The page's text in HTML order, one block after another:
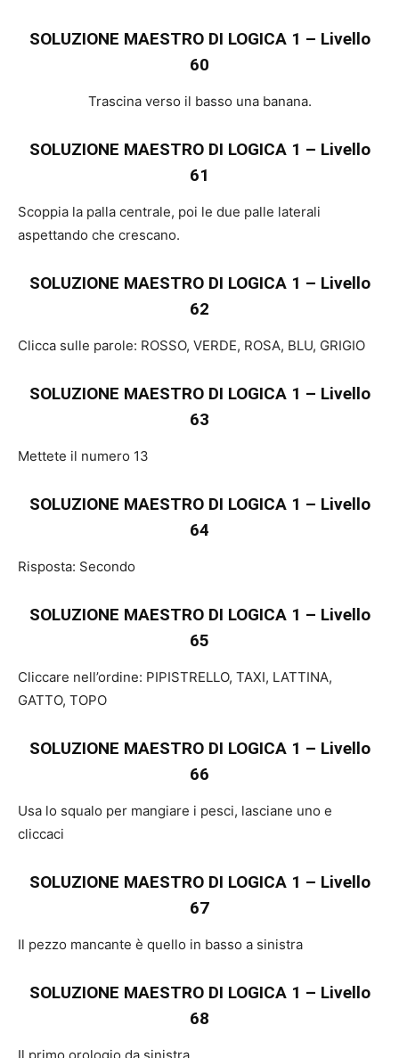
SOLUZIONE MAESTRO DI LOGICA 1 – Livello
60
Trascina verso il basso una banana.
SOLUZIONE MAESTRO DI LOGICA 1 – Livello
61
Scoppia la palla centrale, poi le due palle laterali
aspettando che crescano.
SOLUZIONE MAESTRO DI LOGICA 1 – Livello
62
Clicca sulle parole: ROSSO, VERDE, ROSA, BLU, GRIGIO
SOLUZIONE MAESTRO DI LOGICA 1 – Livello
63
Mettete il numero 13
SOLUZIONE MAESTRO DI LOGICA 1 – Livello
64
Risposta: Secondo
SOLUZIONE MAESTRO DI LOGICA 1 – Livello
65
Cliccare nell’ordine: PIPISTRELLO, TAXI, LATTINA,
GATTO, TOPO
SOLUZIONE MAESTRO DI LOGICA 1 – Livello
66
Usa lo squalo per mangiare i pesci, lasciane uno e
cliccaci
SOLUZIONE MAESTRO DI LOGICA 1 – Livello
67
Il pezzo mancante è quello in basso a sinistra
SOLUZIONE MAESTRO DI LOGICA 1 – Livello
68